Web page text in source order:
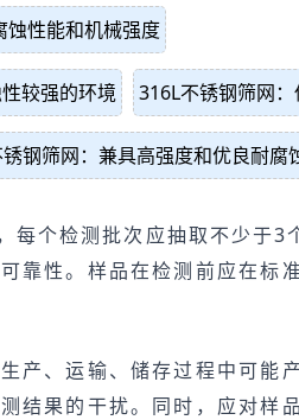
蚀性能和机械强度
较强的环境 316L不锈钢筛网
钢筛网：兼具高强度和优良耐腐
个检测批次应抽取不少于
靠性。样品在检测前应在标
产、运输、储存过程中可能
结果的干扰。同时，应对样